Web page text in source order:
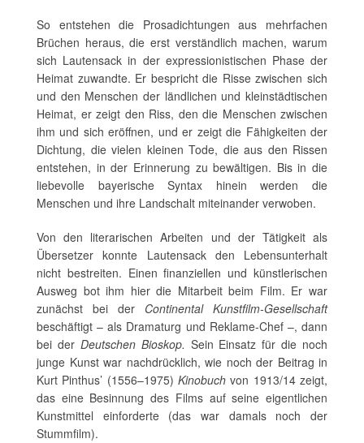
So entstehen die Prosadichtungen aus mehrfachen
Brüchen heraus, die erst verständlich machen, warum
sich Lautensack in der expressionistischen Phase der
Heimat zuwandte. Er bespricht die Risse zwischen sich
und den Menschen der ländlichen und kleinstädtischen
Heimat, er zeigt den Riss, den die Menschen zwischen
ihm und sich eröffnen, und er zeigt die Fähigkeiten der
Dichtung, die vielen kleinen Tode, die aus den Rissen
entstehen, in der Erinnerung zu bewältigen. Bis in die
liebevolle bayerische Syntax hinein werden die
Menschen und ihre Landschalt miteinander verwoben.
Von den literarischen Arbeiten und der Tätigkeit als
Übersetzer konnte Lautensack den Lebensunterhalt
nicht bestreiten. Einen finanziellen und künstlerischen
Ausweg bot ihm hier die Mitarbeit beim Film. Er war
zunächst bei der Continental Kunstfilm-Gesellschaft
beschäftigt – als Dramaturg und Reklame-Chef –, dann
bei der Deutschen Bioskop. Sein Einsatz für die noch
junge Kunst war nachdrücklich, wie noch der Beitrag in
Kurt Pinthus’ (1556–1975) Kinobuchvon 1913/14 zeigt,
das eine Besinnung des Films auf seine eigentlichen
Kunstmittel einforderte (das war damals noch der
Stummfilm).